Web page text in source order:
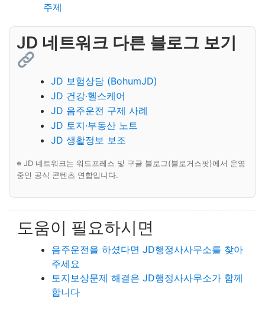
주제
JD 네트워크 다른 블로그 보기
JD 보험상담 (BohumJD)
JD 건강·헬스케어
JD 음주운전 구제 사례
JD 토지·부동산 노트
JD 생활정보 보조
※ JD 네트워크는 워드프레스 및 구글 블로그(블로거스팟)에서 운영
중인 공식 콘텐츠 연합입니다.
도움이 필요하시면
음주운전을 하셨다면 JD행정사사무소를 찾아
주세요
토지보상문제 해결은 JD행정사사무소가 함께
합니다